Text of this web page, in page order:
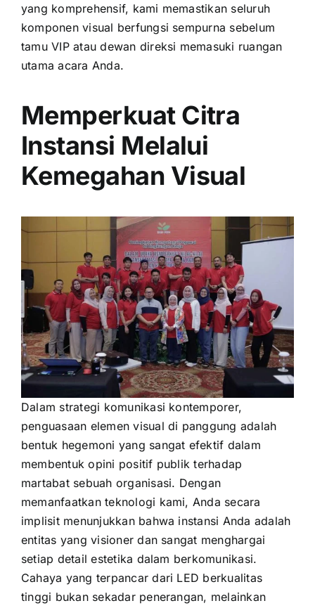
yang komprehensif, kami memastikan seluruh
komponen visual berfungsi sempurna sebelum
tamu VIP atau dewan direksi memasuki ruangan
utama acara Anda.
Memperkuat Citra
Instansi Melalui
Kemegahan Visual
Dalam strategi komunikasi kontemporer,
penguasaan elemen visual di panggung adalah
bentuk hegemoni yang sangat efektif dalam
membentuk opini positif publik terhadap
martabat sebuah organisasi. Dengan
memanfaatkan teknologi kami, Anda secara
implisit menunjukkan bahwa instansi Anda adalah
entitas yang visioner dan sangat menghargai
setiap detail estetika dalam berkomunikasi.
Cahaya yang terpancar dari LED berkualitas
tinggi bukan sekadar penerangan, melainkan